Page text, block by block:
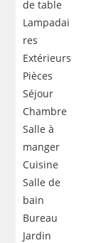
de table
Lampadai
res
Extérieurs
Pièces
Séjour
Chambre
Salle à
manger
Cuisine
Salle de
bain
Bureau
Jardin